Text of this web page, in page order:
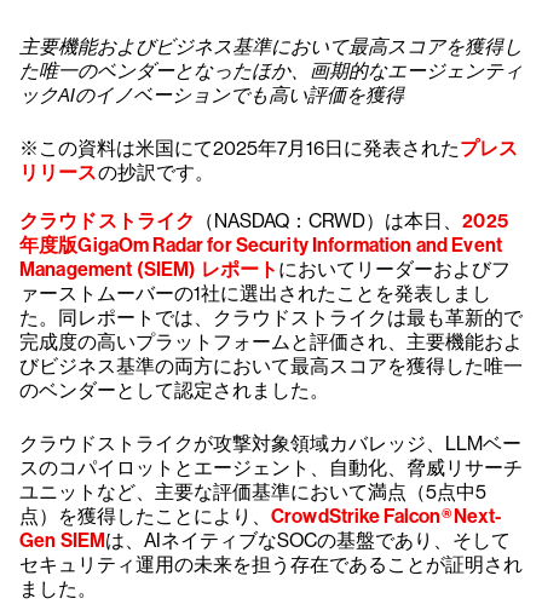
主要機能およびビジネス基準において最高スコアを獲得し
た唯一のベンダーとなったほか、画期的なエージェンティ
ックAIのイノベーションでも高い評価を獲得
※この資料は米国にて2025年7月16日に発表されたプレス
リリースの抄訳です。
クラウドストライク （NASDAQ：CRWD）は本日、2025
年度版GigaOm Radar for Security Information and Event
Management (SIEM) レポート においてリーダーおよびフ
ァーストムーバーの1社に選出されたことを発表しまし
た。同レポートでは、クラウドストライクは最も革新的で
完成度の高いプラットフォームと評価され、主要機能およ
びビジネス基準の両方において最高スコアを獲得した唯一
のベンダーとして認定されました。
クラウドストライクが攻撃対象領域カバレッジ、LLMベー
スのコパイロットとエージェント、自動化、脅威リサーチ
ユニットなど、主要な評価基準において満点（5点中5
点）を獲得したことにより、 CrowdStrike Falcon® Next-
Gen SIEMは、AIネイティブなSOCの基盤であり、そして
セキュリティ運用の未来を担う存在であることが証明され
ました。